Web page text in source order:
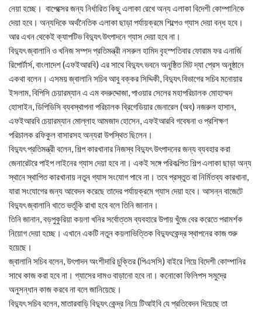
নেয়া হচ্ছে। বাপেক্সের জন্য নির্ধারিত কিছু এলাকা রেখে অন্য এলাকা বিদেশী কোম্পানিকে
দেয়া হবে। অন্যদিকে অর্থনৈতিক এলাকা ছাড়া পর্যায়ক্রমে শিল্পেও গ্যাস দেয়া বন্ধ হবে।
আর এখন থেকেই ক্যাপটিভ বিদ্যুৎ উৎপাদনে গ্যাস দেয়া হবে না।
বিদ্যুৎ জ্বালানি ও খনিজ সম্পদ প্রতিমন্ত্রী নসরুল হামিদ বৃহস্পতিবার ফোরাম ফর এনার্জি
রিপোর্টার্স, বাংলাদেশ (এফইআরবি) এর সাথে বিদ্যুৎ ভবনে অনুষ্ঠিত মিট দ্যা প্রেস অনুষ্ঠানে
একথা বলেন। এসময় জ্বালানি সচিব আবু বক্কর সিদ্দিকী, বিদ্যুৎ বিভাগের সচিব মনোয়ার
ইসলাম, বিপিসি চেয়ারম্যান এ এম বদরুদ্দোজা, পাওয়ার সেলের মহাপরিচালক মোহাম্মদ
হোসাইন, ডিপিডিসি ব্যবস্থাপনা পরিচালক ব্রিগেডিয়ার জেনারেল (অব) নজরুল হাসান,
এফইআরবি চেয়ারম্যান মোল্লাহ আমজাদ হোসেন, এফইআরবি গবেষনা ও প্রশিক্ষণ
পরিচালক রফিকুল বাসারসহ অন্যরা উপস্থিত ছিলেন।
বিদ্যুৎ প্রতিমন্ত্রী বলেন, শিল্প কারখানার নিজস্ব বিদ্যুৎ উৎপাদনের জন্য ব্যবহার করা
জেনারেটরে পাইপ লাইনের গ্যাস দেয়া হবে না। একই সঙ্গে পরিকল্পিত শিল্প এলাকা ছাড়া অন্য
স্থানে স্থাপিত কারখানায় নতুন গ্যাস সংযোগ পাবে না। তবে প্রস্তুত বা নির্মিতব্য কারখানা,
যারা সংযোগের জন্য আবেদন করেছে তাদের পর্যায়ক্রমে গ্যাস দেয়া হবে। আসন্ন বাজেটে
বিদ্যুৎ জ্বালানি খাতে ভর্তূকি রাখা হবে বলে তিনি জানান।
তিনি জানান, বড়পুকুরিয়া কয়লা খনির সর্বোত্তম ব্যবহারে উপায় খুঁজে বের করেতে পরামর্শক
নিয়োগ দেয়া হচ্ছে। এখানে একটি নতুন কয়লাভিত্তিক বিদ্যুৎকেন্দ্র স্থাপনের কাজ শুরু
হয়েছে।
জ্বালানি সচিব বলেন, উৎপাদন অংশীদারি চুক্তির (পিএসসি) বাইরে গিয়ে বিদেশী কোম্পানির
সাথে কাজ করা হবে না। গ্যাসের দামও বাড়ানো হবে না। কনোকো ফিলিপস সমুদ্রে
অনুসন্ধান কাজ করবে না বলে জানিয়েছে।
বিদ্যুৎ সচিব বলেন, মাতারবাড়ি বিদ্যুৎ কেন্দ্র নিয়ে টিআইবি যে প্রতিবেদন দিয়েছে তা